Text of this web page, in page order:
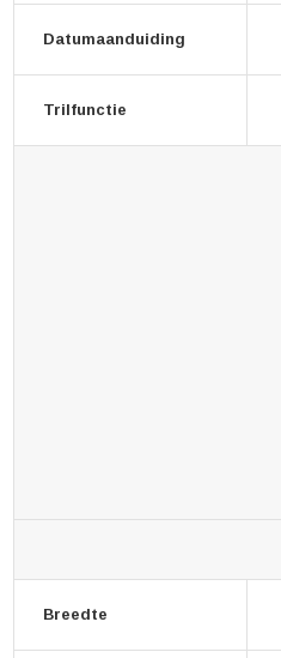
Datumaanduiding
Trilfunctie
Breedte